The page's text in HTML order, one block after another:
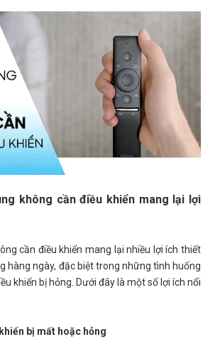
không cần điều khiển mang lại lợi
cần điều khiển mang lại nhiều lợi ích thiết
hàng ngày, đặc biệt trong những tình huống
khiển bị hỏng. Dưới đây là một số lợi ích nổi
bị mất hoặc hỏng